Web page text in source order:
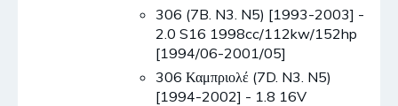
306 (7B. N3. N5) [1993-2003] -
2.0 S16 1998cc/112kw/152hp
[1994/06-2001/05]
306 Καμπριολέ (7D. N3. N5)
[1994-2002] - 1.8 16V